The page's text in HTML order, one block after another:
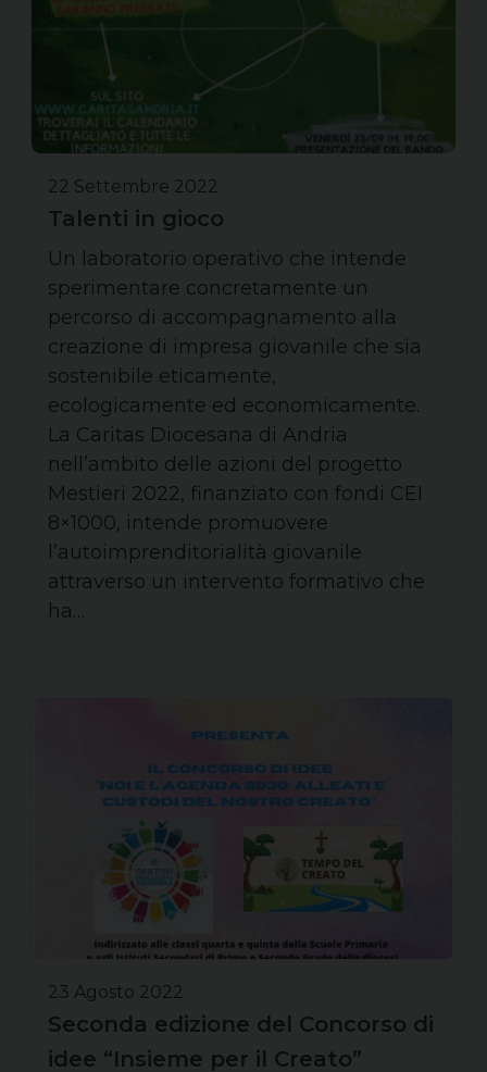
22 Settembre 2022
Talenti in gioco
Un laboratorio operativo che intende
sperimentare concretamente un
percorso di accompagnamento alla
creazione di impresa giovanile che sia
sostenibile eticamente,
ecologicamente ed economicamente.
La Caritas Diocesana di Andria
nell’ambito delle azioni del progetto
Mestieri 2022, finanziato con fondi CEI
8×1000, intende promuovere
l’autoimprenditorialità giovanile
attraverso un intervento formativo che
ha…
23 Agosto 2022
Seconda edizione del Concorso di
idee “Insieme per il Creato”